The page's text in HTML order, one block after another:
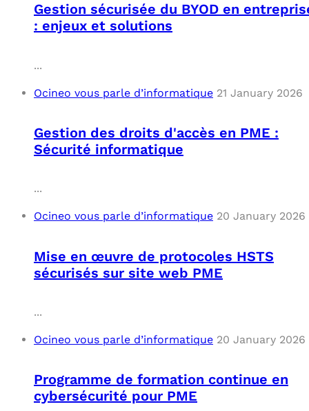
Gestion sécurisée du BYOD en
: enjeux et solutions
...
Ocineo vous parle d’informatique 21 January 2026
Gestion des droits d'accès en PME :
Sécurité informatique
...
Ocineo vous parle d’informatique 20 January 2026
Mise en œuvre de protocoles HSTS
sécurisés sur site web PME
...
Ocineo vous parle d’informatique 20 January 2026
Programme de formation continue en
cybersécurité pour PME